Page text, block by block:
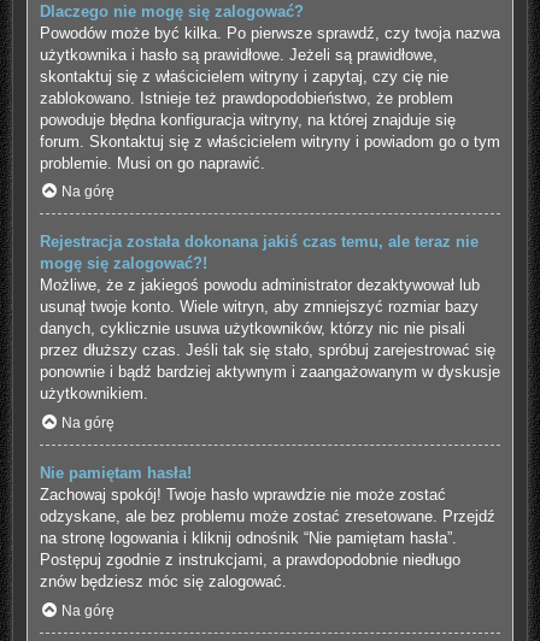
Dlaczego nie mogę się zalogować?
Powodów może być kilka. Po pierwsze sprawdź, czy twoja nazwa
użytkownika i hasło są prawidłowe. Jeżeli są prawidłowe,
skontaktuj się z właścicielem witryny i zapytaj, czy cię nie
zablokowano. Istnieje też prawdopodobieństwo, że problem
powoduje błędna konfiguracja witryny, na której znajduje się
forum. Skontaktuj się z właścicielem witryny i powiadom go o tym
problemie. Musi on go naprawić.
Na górę
Rejestracja została dokonana jakiś czas temu, ale teraz nie
mogę się zalogować?!
Możliwe, że z jakiegoś powodu administrator dezaktywował lub
usunął twoje konto. Wiele witryn, aby zmniejszyć rozmiar bazy
danych, cyklicznie usuwa użytkowników, którzy nic nie pisali
przez dłuższy czas. Jeśli tak się stało, spróbuj zarejestrować się
ponownie i bądź bardziej aktywnym i zaangażowanym w dyskusje
użytkownikiem.
Na górę
Nie pamiętam hasła!
Zachowaj spokój! Twoje hasło wprawdzie nie może zostać
odzyskane, ale bez problemu może zostać zresetowane. Przejdź
na stronę logowania i kliknij odnośnik “Nie pamiętam hasła”.
Postępuj zgodnie z instrukcjami, a prawdopodobnie niedługo
znów będziesz móc się zalogować.
Na górę